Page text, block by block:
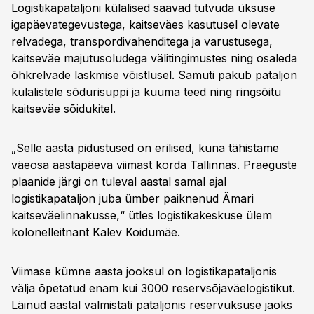
Logistikapataljoni külalised saavad tutvuda üksuse
igapäevategevustega, kaitseväes kasutusel olevate
relvadega, transpordivahenditega ja varustusega,
kaitseväe majutusoludega välitingimustes ning osaleda
õhkrelvade laskmise võistlusel. Samuti pakub pataljon
külalistele sõdurisuppi ja kuuma teed ning ringsõitu
kaitseväe sõidukitel.
„Selle aasta pidustused on erilised, kuna tähistame
väeosa aastapäeva viimast korda Tallinnas. Praeguste
plaanide järgi on tuleval aastal samal ajal
logistikapataljon juba ümber paiknenud Ämari
kaitseväelinnakusse,“ ütles logistikakeskuse ülem
kolonelleitnant Kalev Koidumäe.
Viimase kümne aasta jooksul on logistikapataljonis
välja õpetatud enam kui 3000 reservsõjaväelogistikut.
Läinud aastal valmistati pataljonis reservüksuse jaoks